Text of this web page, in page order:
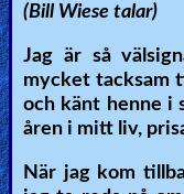
(Bill Wiese talar)
Jag är så
mycket tacksam
och känt henne i
åren i mitt liv,
När jag kom